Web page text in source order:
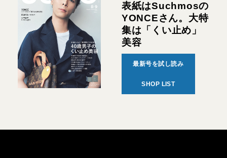
表紙はSuchmosの
YONCEさん。大特
集は「くい止め」
美容
最新号を試し読み
SHOP LIST